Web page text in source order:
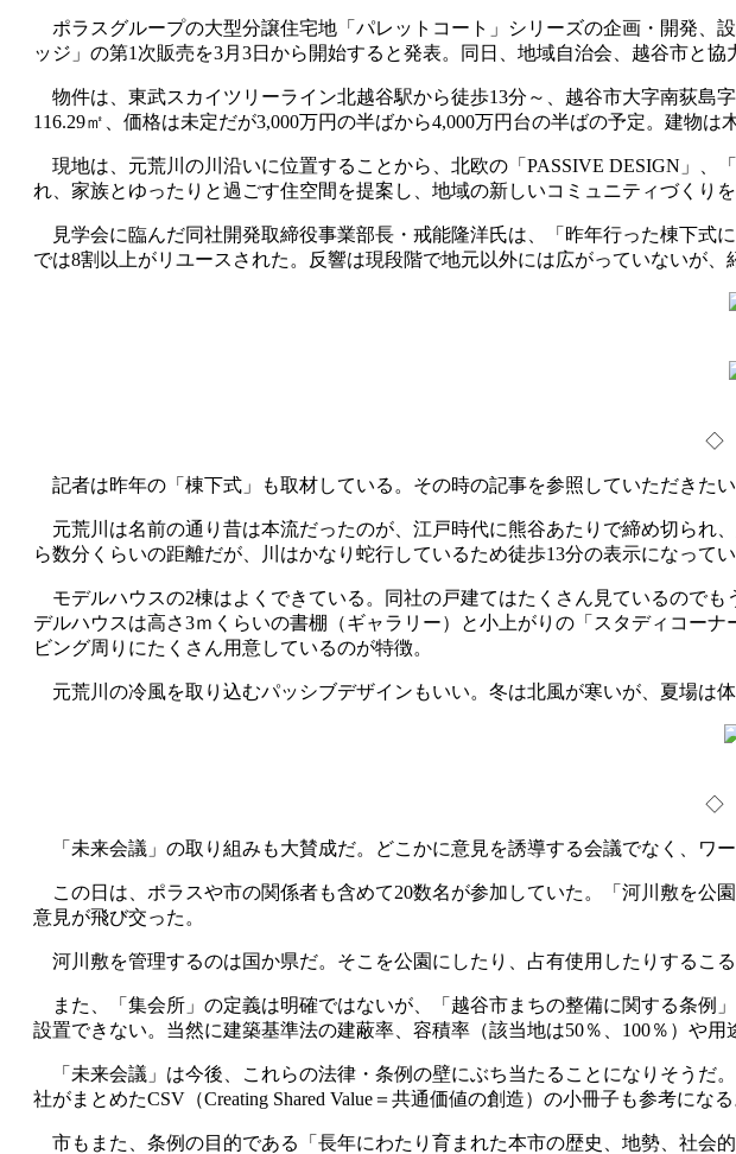
ポラスグループの大型分譲住宅地「パレットコート」シリーズの企画・開発、
ッジ」の第1次販売を3月3日から開始すると発表。同日、地域自治会、越谷市と
物件は、東武スカイツリーライン北越谷駅から徒歩13分～、越谷市大字南荻島
116.29㎡、価格は未定だが3,000万円の半ばから4,000万円台の半ばの予定。建物は
現地は、元荒川の川沿いに位置することから、北欧の「PASSIVE DESIGN」、
れ、家族とゆったりと過ごす住空間を提案し、地域の新しいコミュニティづくり
見学会に臨んだ同社開発取締役事業部長・戒能隆洋氏は、「昨年行った棟下式
では8割以上がリユースされた。反響は現段階で地元以外には広がっていないが
記者は昨年の「棟下式」も取材している。その時の記事を参照していただきたい
元荒川は名前の通り昔は本流だったのが、江戸時代に熊谷あたりで締め切られ
ら数分くらいの距離だが、川はかなり蛇行しているため徒歩13分の表示になって
モデルハウスの2棟はよくできている。同社の戸建てはたくさん見ているので
デルハウスは高さ3ｍくらいの書棚（ギャラリー）と小上がりの「スタディコー
ビング周りにたくさん用意しているのが特徴。
元荒川の冷風を取り込むパッシブデザインもいい。冬は北風が寒いが、夏場は
「未来会議」の取り組みも大賛成だ。どこかに意見を誘導する会議でなく、ワー
この日は、ポラスや市の関係者も含めて20数名が参加していた。「河川敷を公
意見が飛び交った。
河川敷を管理するのは国か県だ。そこを公園にしたり、占有使用したりするこる
また、「集会所」の定義は明確ではないが、「越谷市まちの整備に関する条例
設置できない。当然に建築基準法の建蔽率、容積率（該当地は50％、100％）や
「未来会議」は今後、これらの法律・条例の壁にぶち当たることになりそうだ
社がまとめたCSV（Creating Shared Value＝共通価値の創造）の小冊子も参考に
市もまた、条例の目的である「長年にわたり育まれた本市の歴史、地勢、社会